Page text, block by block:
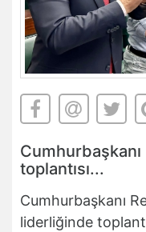
toplantısı...
Cumhurbaşkanı
liderliğinde